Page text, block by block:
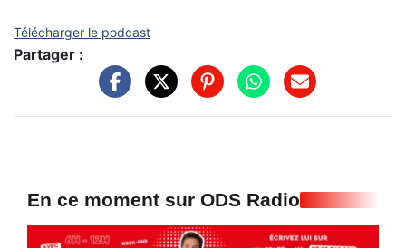
Télécharger le podcast
Partager :
En ce moment sur ODS Radio